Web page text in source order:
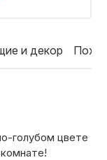
и декор
голубом цвете